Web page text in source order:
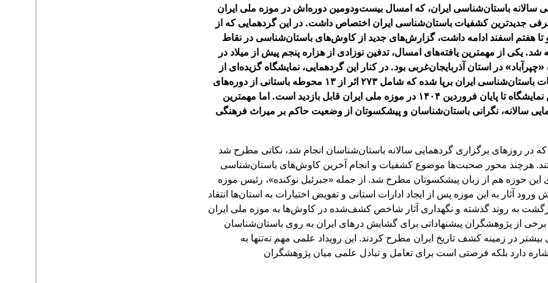
سالانه باستان‌شناسی ایران، که امسال بیست‌ودومین دوره‌اش در موزه ملی ایران
جدیدترین کشفیات باستان‌شناسی ایران اختصاص داشت. در این گردهمایی که از
و تا هفتم اسفند ادامه داشت، گزارش‌های جدید از کاوش‌های باستان‌شناسی در نقاط
شد. یکی از مهمترین یافته‌های امسال، تدفین نوزادی از هزاره پنجم پیش از میلاد در
در استان آذربایجان‌غربی بود. در کنار این گردهمایی، نمایشگاه گزیده‌ای از
جدیدترین اکتشافات باستان‌شناسی ایران برپا شده که شامل ۲۷۳ اثر از ۱۳ محوطه باستانی از دوره‌های
مختلف است. این نمایشگاه تا پایان فروردین ۱۴۰۴ در موزه ملی ایران قابل بازدید است. اما مهمترین
سالانه، نگرانی باستان‌شناسان و پیشکسوتان از وضعیت حاکم بر میراث فرهنگی
در روزهای برگزاری گردهمایی سالانه باستان‌شناسان انجام شد، نکاتی مطرح شد
هرچند محور صحبت‌ها موضوع کشفیات و انجام آخرین کاوش‌های باستان‌شناسی
این حوزه هم از زبان پیشکسوتان مطرح شد. از جمله «جبرئیل نوکنده»، رئیس موزه
ورود آثار به این موزه پس از ایجاد ادارات استانی و تفویض اختیارات به استان‌ها انتقاد
به روند گذشته و نگهداری آثار شاخص کشف‌شده در کاوش‌ها به موزه ملی ایران
از پژوهشگران پیشنهاداتی برای گشایش درهای ایران به روی باستان‌شناسان
در زمینه کشف تاریخ ایران مطرح کردند. این رویداد علمی مهم نه‌تنها به
دارد بلکه فرصتی است برای تعامل و تبادل علمی میان پژوهشگران